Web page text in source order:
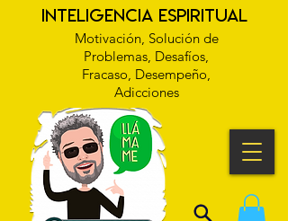
INTELIGENCIA ESPIRITUAL
Motivación, Solución de
Problemas, Desafíos,
Fracaso, Desempeño,
Adicciones